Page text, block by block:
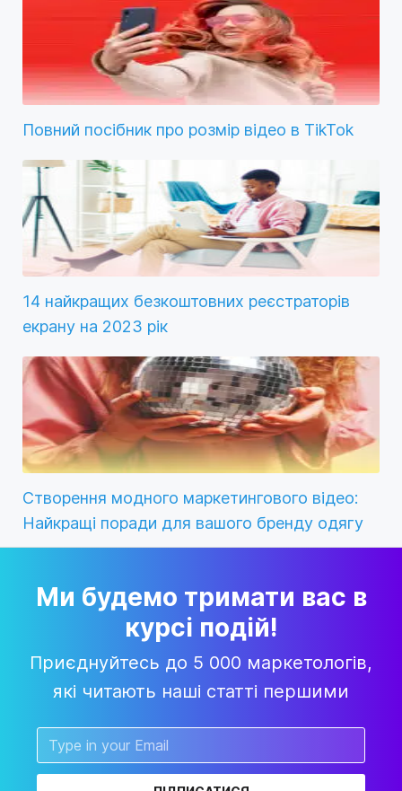
Повний посібник про розмір відео в TikTok
14 найкращих безкоштовних реєстраторів
екрану на 2023 рік
Створення модного маркетингового відео:
Найкращі поради для вашого бренду одягу
Ми будемо тримати вас в
курсі подій!
Приєднуйтесь до 5 000 маркетологів,
які читають наші статті першими